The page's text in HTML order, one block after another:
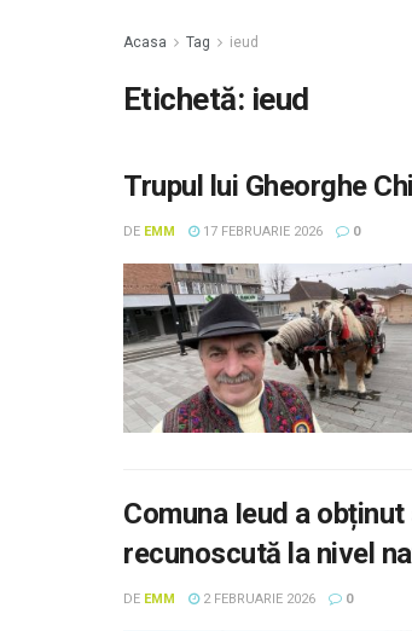
Acasa Tag ieud
Etichetă: ieud
Trupul lui Gheorghe
DE EMM 17 FEBRUARIE 2026 0
Comuna Ieud a
recunoscută la nivel
DE EMM 2 FEBRUARIE 2026 0